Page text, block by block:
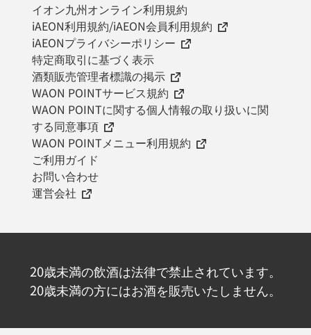
イオン九州オンライン利用規約
iAEON利用規約/iAEON会員利用規約
iAEONプライバシーポリシー
特定商取引に基づく表示
酒類販売管理者標識の掲示
WAON POINTサービス規約
WAON POINTに関する個人情報の取り扱いに関
する同意事項
WAON POINTメニュー利用規約
ご利用ガイド
お問い合わせ
運営会社
20歳未満の飲酒は法律で禁止されています。
20歳未満の方にはお酒を販売いたしません。